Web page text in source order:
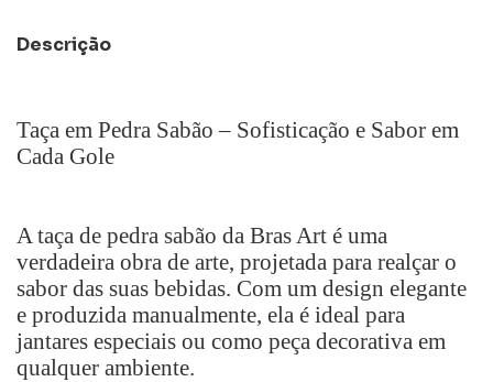
Descrição
Taça em Pedra Sabão – Sofisticação e Sabor em
Cada Gole
A taça de pedra sabão da Bras Art é uma
verdadeira obra de arte, projetada para realçar o
sabor das suas bebidas. Com um design elegante
e produzida manualmente, ela é ideal para
jantares especiais ou como peça decorativa em
qualquer ambiente.